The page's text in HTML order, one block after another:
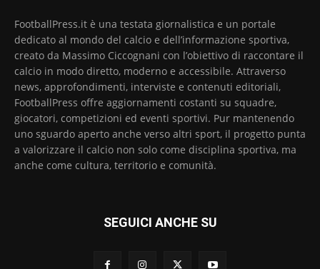
FootballPress.it è una testata giornalistica e un portale
dedicato al mondo del calcio e dell’informazione sportiva,
creato da Massimo Ciccognani con l’obiettivo di raccontare il
calcio in modo diretto, moderno e accessibile. Attraverso
news, approfondimenti, interviste e contenuti editoriali,
FootballPress offre aggiornamenti costanti su squadre,
giocatori, competizioni ed eventi sportivi. Pur mantenendo
uno sguardo aperto anche verso altri sport, il progetto punta
a valorizzare il calcio non solo come disciplina sportiva, ma
anche come cultura, territorio e comunità.
SEGUICI ANCHE SU